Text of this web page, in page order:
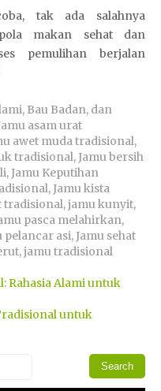
tak ada salahnya
makan sehat dan
pemulihan berjalan
, Bau Badan, dan
asam urat
awet muda tradisional,
tradisional,Jamu bersih
,Jamu Keputihan
,Jamu kista
tradisional,jamu kunyit,
pasca melahirkan,
pelancar asi,Jamu sehat
,jamu tradisional
Rahasia Alami untuk
untuk